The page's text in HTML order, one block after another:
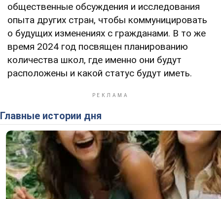
общественные обсуждения и исследования
опыта других стран, чтобы коммуницировать
о будущих изменениях с гражданами. В то же
время 2024 год посвящен планированию
количества школ, где именно они будут
расположены и какой статус будут иметь.
Главные истории дня